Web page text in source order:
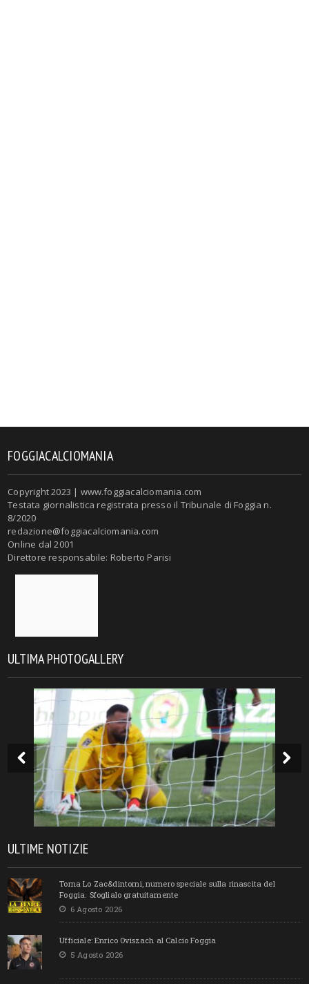
FOGGIACALCIOMANIA
Copyright 2023 | www.foggiacalciomania.com
Testata giornalistica registrata presso il Tribunale di Foggia n.
8/2020
redazione@foggiacalciomania.com
Online dal 2001
Direttore responsabile: Roberto Parisi
ULTIMA PHOTOGALLERY
ULTIME NOTIZIE
Torna Lo Zac&dintorni, numero speciale sulla rinascita del
Foggia. Sfoglialo gratuitamente
6 Agosto 2026
Ufficiale: Enrico Oviszach al Calcio Foggia
5 Agosto 2026